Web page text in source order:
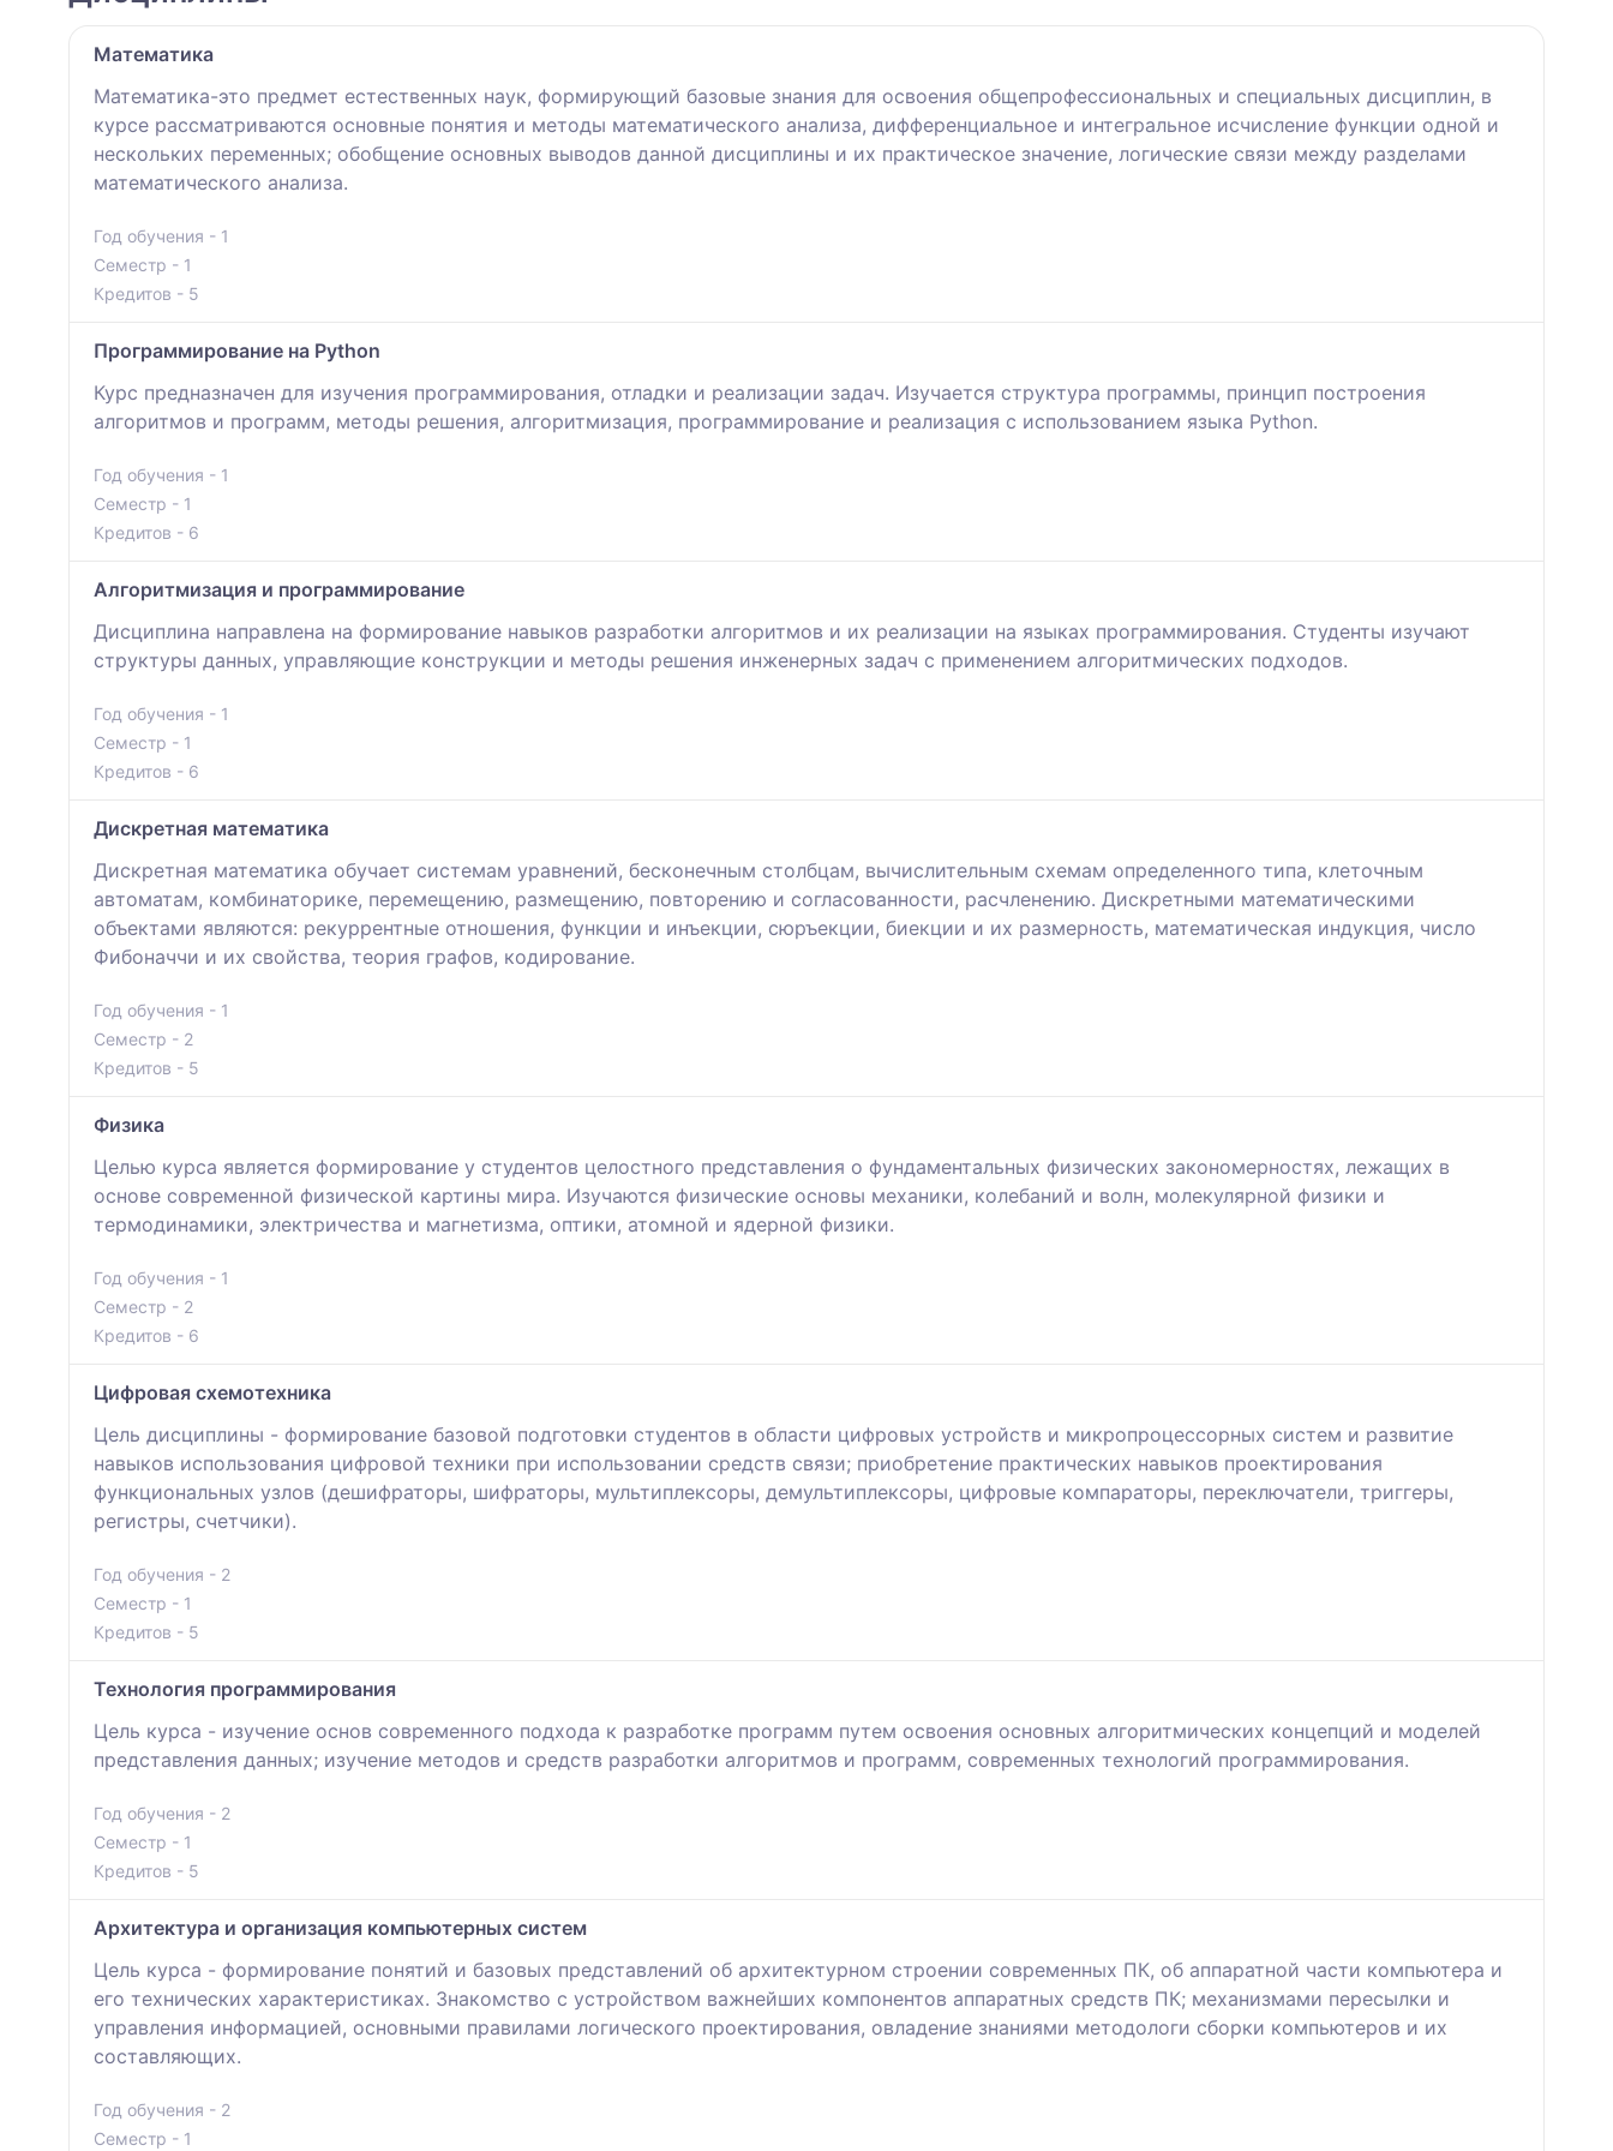
Математика
Математика-это предмет естественных наук, формирующий базовые знания для освоения общепрофессиональных и специальных дисциплин, в
курсе рассматриваются основные понятия и методы математического анализа, дифференциальное и интегральное исчисление функции одной и
нескольких переменных; обобщение основных выводов данной дисциплины и их практическое значение, логические связи между разделами
математического анализа.
Год обучения - 1
Семестр - 1
Кредитов - 5
Программирование на Python
Курс предназначен для изучения программирования, отладки и реализации задач. Изучается структура программы, принцип построения
алгоритмов и программ, методы решения, алгоритмизация, программирование и реализация с использованием языка Python.
Год обучения - 1
Семестр - 1
Кредитов - 6
Алгоритмизация и программирование
Дисциплина направлена на формирование навыков разработки алгоритмов и их реализации на языках программирования. Студенты изучают
структуры данных, управляющие конструкции и методы решения инженерных задач с применением алгоритмических подходов.
Год обучения - 1
Семестр - 1
Кредитов - 6
Дискретная математика
Дискретная математика обучает системам уравнений, бесконечным столбцам, вычислительным схемам определенного типа, клеточным
автоматам, комбинаторике, перемещению, размещению, повторению и согласованности, расчленению. Дискретными математическими
объектами являются: рекуррентные отношения, функции и инъекции, сюръекции, биекции и их размерность, математическая индукция, число
Фибоначчи и их свойства, теория графов, кодирование.
Год обучения - 1
Семестр - 2
Кредитов - 5
Физика
Целью курса является формирование у студентов целостного представления о фундаментальных физических закономерностях, лежащих в
основе современной физической картины мира. Изучаются физические основы механики, колебаний и волн, молекулярной физики и
термодинамики, электричества и магнетизма, оптики, атомной и ядерной физики.
Год обучения - 1
Семестр - 2
Кредитов - 6
Цифровая схемотехника
Цель дисциплины - формирование базовой подготовки студентов в области цифровых устройств и микропроцессорных систем и развитие
навыков использования цифровой техники при использовании средств связи; приобретение практических навыков проектирования
функциональных узлов (дешифраторы, шифраторы, мультиплексоры, демультиплексоры, цифровые компараторы, переключатели, триггеры,
регистры, счетчики).
Год обучения - 2
Семестр - 1
Кредитов - 5
Технология программирования
Цель курса - изучение основ современного подхода к разработке программ путем освоения основных алгоритмических концепций и моделей
представления данных; изучение методов и средств разработки алгоритмов и программ, современных технологий программирования.
Год обучения - 2
Семестр - 1
Кредитов - 5
Архитектура и организация компьютерных систем
Цель курса - формирование понятий и базовых представлений об архитектурном строении современных ПК, об аппаратной части компьютера и
его технических характеристиках. Знакомство с устройством важнейших компонентов аппаратных средств ПК; механизмами пересылки и
управления информацией, основными правилами логического проектирования, овладение знаниями методологи сборки компьютеров и их
составляющих.
Год обучения - 2
Семестр - 1